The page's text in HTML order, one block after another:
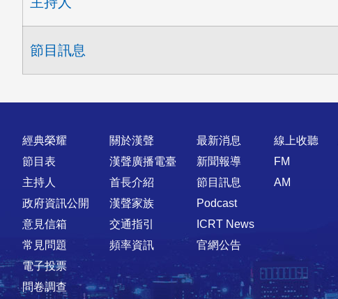
節目訊息
快速連結
經典榮耀
節目表
主持人
政府資訊公開
意見信箱
常見問題
電子投票
問卷調查
關於漢聲
漢聲廣播電臺
首長介紹
漢聲家族
交通指引
頻率資訊
最新消息
新聞報導
節目訊息
Podcast
ICRT News
官網公告
線上收聽
FM
AM